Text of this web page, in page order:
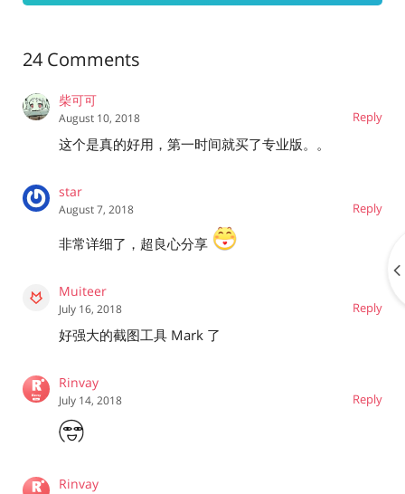
24 Comments
柴可可
Reply
August 10, 2018
这个是真的好用，第一时间就买了专业版。。
star
Reply
August 7, 2018
非常详细了，超良心分享
Muiteer
Reply
July 16, 2018
好强大的截图工具 Mark 了
Rinvay
Reply
July 14, 2018
Rinvay